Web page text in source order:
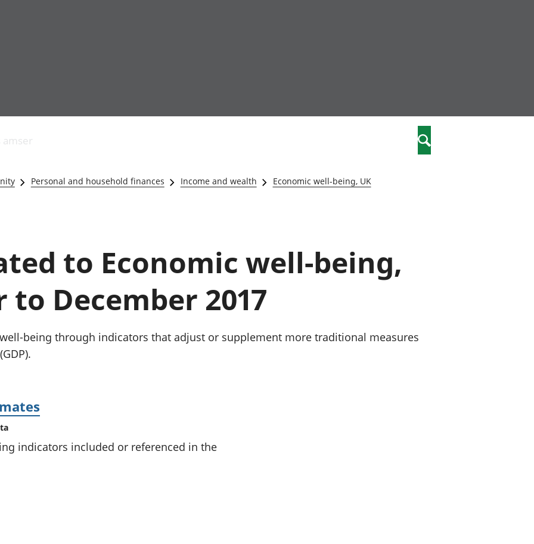
amgylcheddol
Llwodraeth, y sector
Gros
Mynegeion
phrisiau
Buddsoddiadau,
ymddiriedolaethau
Cyfrifon gwladol
Cyfrifon rhanbarthol
Hunaniaeth ddiwylliannol
Addysg a gofal plant
Hamdden a thwristiaeth
Lles
aelwydydd
Poblogaeth ac ymfudo
amser Search
Personal and household finances Income and wealth Economic well-being, UK
to Economic well-being,
to December 2017
being through indicators that adjust or supplement more traditional measures
indicators included or referenced in the